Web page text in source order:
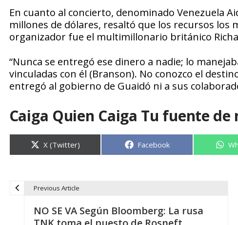
En cuanto al concierto, denominado Venezuela
millones de dólares, resaltó que los recursos los
organizador fue el multimillonario británico
“Nunca se entregó ese dinero a nadie; lo
vinculadas con él (Branson). No conozco el
entregó al gobierno de Guaidó ni a sus
Caiga Quien Caiga Tu fuente de
Compartir
en
X (Twitter) Compartir
Facebook
Previous Article
NO SE VA Según Bloomberg: La rusa